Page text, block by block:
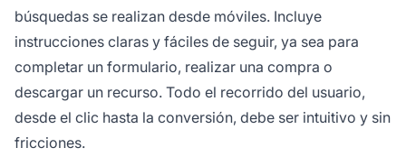
búsquedas se realizan desde móviles. Incluye
instrucciones claras y fáciles de seguir, ya sea para
completar un formulario, realizar una compra o
descargar un recurso. Todo el recorrido del usuario,
desde el clic hasta la conversión, debe ser intuitivo y sin
fricciones.